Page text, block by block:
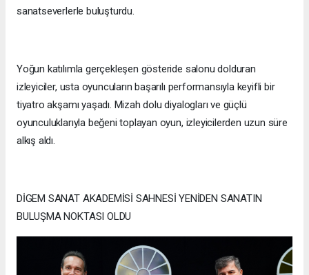
sanatseverlerle buluşturdu.
Yoğun katılımla gerçekleşen gösteride salonu dolduran
izleyiciler, usta oyuncuların başarılı performansıyla keyifli bir
tiyatro akşamı yaşadı. Mizah dolu diyalogları ve güçlü
oyunculuklarıyla beğeni toplayan oyun, izleyicilerden uzun süre
alkış aldı.
DİGEM SANAT AKADEMİSİ SAHNESİ YENİDEN SANATIN
BULUŞMA NOKTASI OLDU